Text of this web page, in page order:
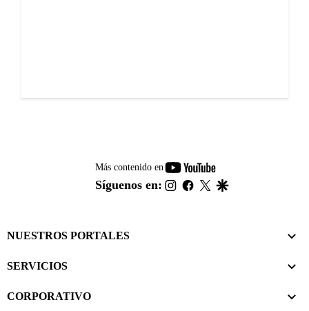
Más contenido en
youtube-
footer
Síguenos en: instagram
facebook
twitter
NUESTROS PORTALES
SERVICIOS
CORPORATIVO